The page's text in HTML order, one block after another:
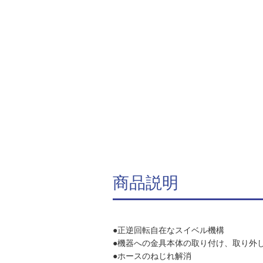
商品説明
●正逆回転自在なスイベル機構
●機器への金具本体の取り付け、取り外
●ホースのねじれ解消